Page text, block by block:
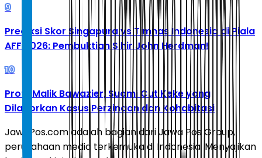
9
Prediksi Skor Singapura vs Timnas Indonesia di Piala
AFF 2026: Pembuktian Sihir John Herdman!
10
Profil Malik Bawazier, Suami Cut Keke yang
Dilaporkan Kasus Perzinaan dan Kohabitasi
JawaPos.com adalah bagian dari Jawa Pos Group,
perusahaan media terkemuka di Indonesia. Menyajikan